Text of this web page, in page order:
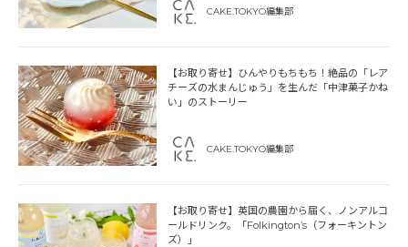
CAKE.TOKYO編集部
【お取り寄せ】ひんやりもちもち！絶品の「レア
チーズの水まんじゅう」を生んだ「中津菓子かね
い」のストーリー
CAKE.TOKYO編集部
【お取り寄せ】英国の農園から届く、ノンアルコ
ールドリンク。「Folkington’s（フォーキントン
ズ）」